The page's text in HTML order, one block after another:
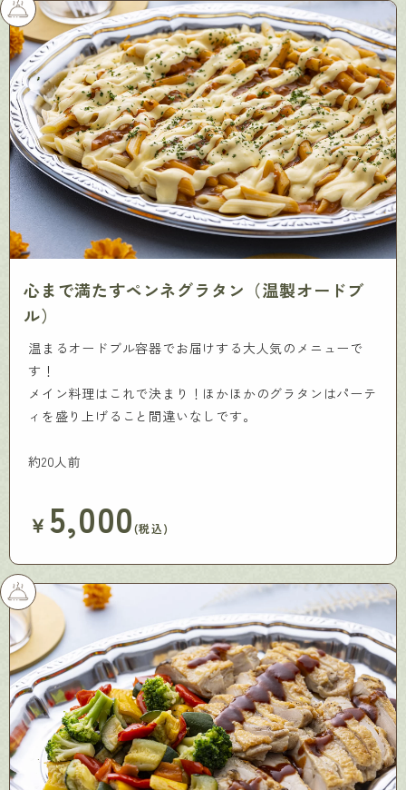
心まで満たすペンネグラタン（温製オードブ
ル）
温まるオードブル容器でお届けする大人気のメニューで
す！
メイン料理はこれで決まり！ほかほかのグラタンはパーテ
ィを盛り上げること間違いなしです。
約20人前
￥5,000(税込)